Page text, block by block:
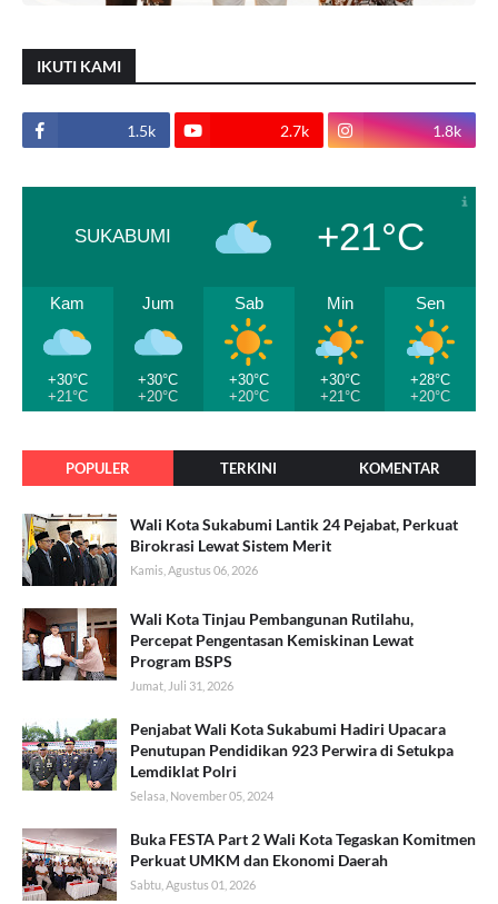
IKUTI KAMI
1.5k 2.7k 1.8k
SUKABUMI +21°C
Kam
+30°C
+21°C
Jum
+30°C
+20°C
Sab
+30°C
+20°C
Min
+30°C
+21°C
Sen
+28°C
+20°C
POPULER TERKINI KOMENTAR
Wali Kota Sukabumi Lantik 24 Pejabat, Perkuat
Birokrasi Lewat Sistem Merit
Kamis, Agustus 06, 2026
Wali Kota Tinjau Pembangunan Rutilahu,
Percepat Pengentasan Kemiskinan Lewat
Program BSPS
Jumat, Juli 31, 2026
Penjabat Wali Kota Sukabumi Hadiri Upacara
Penutupan Pendidikan 923 Perwira di Setukpa
Lemdiklat Polri
Selasa, November 05, 2024
Buka FESTA Part 2 Wali Kota Tegaskan Komitmen
Perkuat UMKM dan Ekonomi Daerah
Sabtu, Agustus 01, 2026